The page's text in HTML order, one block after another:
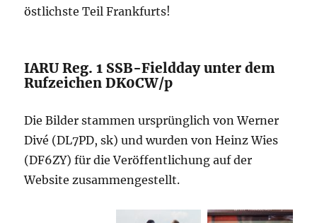
östlichste Teil Frankfurts!
IARU Reg. 1 SSB-Fieldday unter dem
Rufzeichen DK0CW/p
Die Bilder stammen ursprünglich von Werner
Divé (DL7PD, sk) und wurden von Heinz Wies
(DF6ZY) für die Veröffentlichung auf der
Website zusammengestellt.